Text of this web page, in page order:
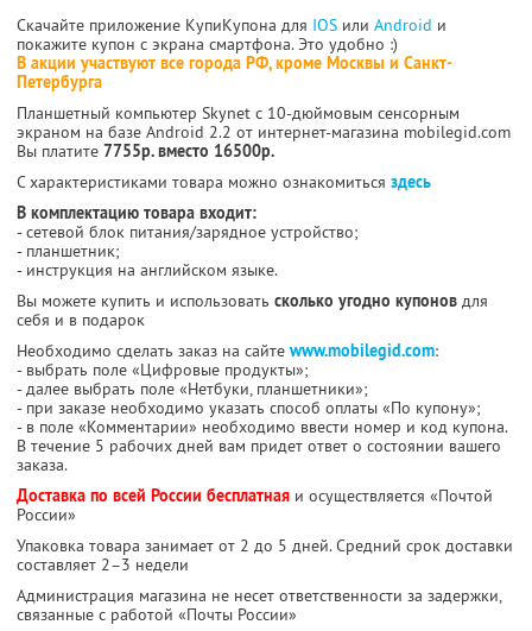
Скачайте приложение КупиКупона для IOS или Android и
покажите купон с экрана смартфона. Это удобно :)
В акции участвуют все города РФ, кроме Москвы и Санкт-
Петербурга
Планшетный компьютер Skynet с 10-дюймовым сенсорным
экраном на базе Android 2.2 от интернет-магазина mobilegid.com
Вы платите 7755р. вместо 16500р.
С характеристиками товара можно ознакомиться здесь
В комплектацию товара входит:
- сетевой блок питания/зарядное устройство;
- планшетник;
- инструкция на английском языке.
Вы можете купить и использовать сколько угодно купонов для
себя и в подарок
Необходимо сделать заказ на сайте www.mobilegid.com:
- выбрать поле «Цифровые продукты»;
- далее выбрать поле «Нетбуки, планшетники»;
- при заказе необходимо указать способ оплаты «По купону»;
- в поле «Комментарии» необходимо ввести номер и код купона.
В течение 5 рабочих дней вам придет ответ о состоянии вашего
заказа.
Доставка по всей России бесплатная и осуществляется «Почтой
России»
Упаковка товара занимает от 2 до 5 дней. Средний срок доставки
составляет 2–3 недели
Администрация магазина не несет ответственности за задержки,
связанные с работой «Почты России»